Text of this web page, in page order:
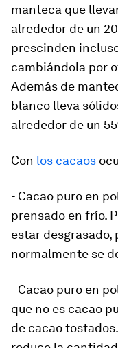
manteca que
alrededor de un
prescinden
cambiándola por
Además de
blanco lleva
alrededor de un
Con los cacaos
- Cacao puro en
prensado en frío.
estar desgrasado,
normalmente se
- Cacao puro en
que no es cacao
de cacao